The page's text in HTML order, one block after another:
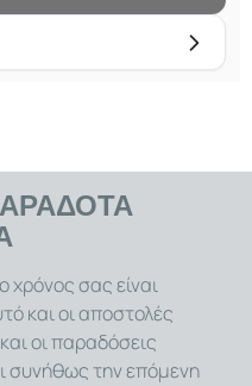
ή άλλες συσκευές με
αρχεία με ευκολία,
τροφοδοσίας ή
ή φορτιστές με
χρησιμοποιήσετε για
συσκευές που
μοντέλα κινητών
banks,
gadget. Εξασφαλίζει
γενεών συσκευών.
Ανάλογα με τον ακριβή
τόσο τη
χρόνος σας είναι
και οι αποστολές
οι παραδόσεις
συνήθως την επόμενη